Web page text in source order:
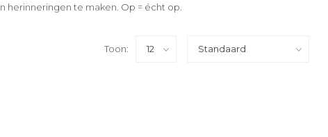
herinneringen te maken. Op = écht op.
Toon: